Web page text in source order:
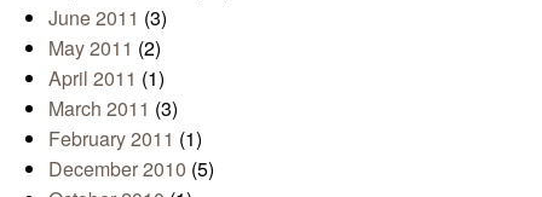
June 2011 (3)
May 2011 (2)
April 2011 (1)
March 2011 (3)
February 2011 (1)
December 2010 (5)